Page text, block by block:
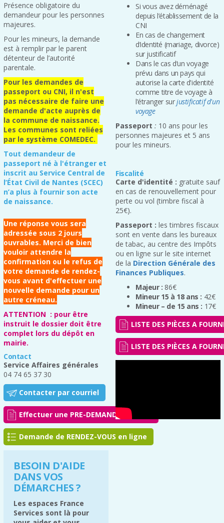
Présence obligatoire du
demandeur pour les personnes
majeures.
Pour les mineurs, la demande
est à remplir par le parent
détenteur de l’autorité
parentale.
Pour les demandes de
passeport ou CNI, il n'est
pas nécessaire de faire une
demande d'acte auprès de
la commune de naissance.
Les communes sont reliées
par le système COMEDEC.
Tout demandeur de
passeport né à l'étranger et
inscrit au Service Central de
l’État Civil de Nantes (SCEC)
n’a plus à fournir son acte
de naissance.
Une réponse vous sera
adressée sous 2 jours
ouvrables. Merci de bien
vouloir attendre la
confirmation ou le refus de
votre demande de rendez-
vous avant d'effectuer une
nouvelle demande pour un
autre créneau.
ATTENTION : pour être
instruit le dossier doit être
complet lors du dépôt en
mairie.
Contact
Service Affaires générales
04 74 65 37 30
Contacter par courriel
Effectuer une PRE-DEMANDE en ligne
Demande de RENDEZ-VOUS en ligne
BESOIN D'AIDE
DANS VOS
DÉMARCHES ?
Les espaces France
Services sont là pour
Si vous avez déménagé
depuis l’établissement de la
CNI
En cas de changement
d’identité (mariage, divorce)
sur justificatif
Dans le cas d’un voyage
prévu dans un pays qui
autorise la carte d'identité
comme titre de voyage à
l’étranger surjustificatif d'un
voyage
Passeport : 10 ans pour les
personnes majeures et 5 ans
pour les mineurs.
Fiscalité
Carte d'identité : gratuite sauf
en cas de renouvellement pour
perte ou vol (timbre fiscal à
25€).
Passeport : les timbres fiscaux
sont en vente dans les bureaux
de tabac, au centre des Impôts
ou en ligne sur le site internet
de la Direction Générale des
Finances Publiques.
Majeur : 86€
Mineur 15 à 18 ans : 42€
Mineur – de 15 ans : 17€
LISTE DES PIÈCES A
LISTE DES PIÈCES A